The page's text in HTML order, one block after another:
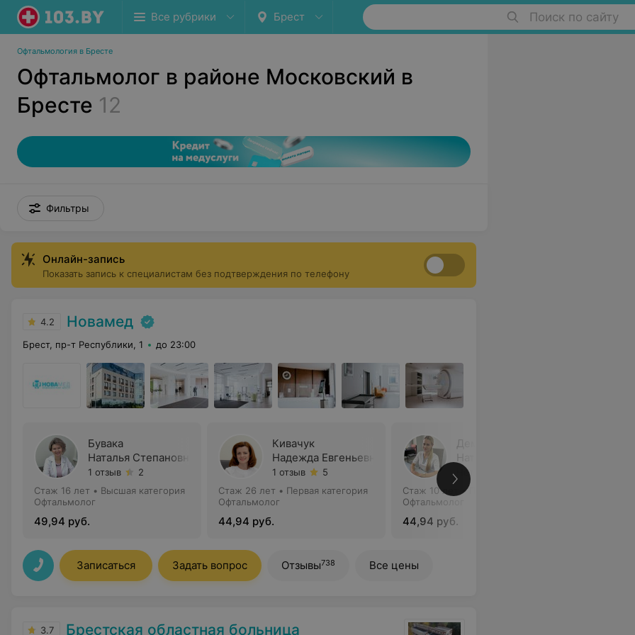
Все рубрики Брест Поиск по сайту
Офтальмология в Бресте
Офтальмолог в районе Московский в
Бресте 12
Фильтры
Онлайн-запись
Показать запись к специалистам без подтверждения по телефону
4.2 Новамед
Брест, пр-т Республики, 1 до 23:00
Бувака
Наталья Степановна
1 отзыв
2
Стаж 16 лет • Высшая категория
Офтальмолог
49,94 руб.
Кивачук
Надежда Евгеньевна
1 отзыв
5
Стаж 26 лет • Первая категория
Офтальмолог
44,94 руб.
Демидчик
Наталья Олеговна
Нет отзывов
Стаж 10 лет
•
Офтальмолог
44,94 руб.
Записаться Задать вопрос Отзывы738 Все цены
3.7 Брестская областная больница